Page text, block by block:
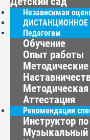
Независимая
ДИСТАНЦИОННОЕ
Педагогам
Обучение
Опыт работы
Методическая
Аттестация
Рекомендации
Инструктор
Музыкальный